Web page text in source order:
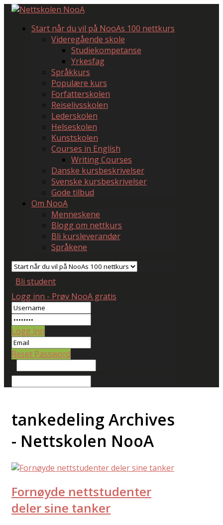
Start når du vil på NooAs 100 nettkurs
Videregående skole
Studiekompetanse
Yrkesfag
Språkkurs
Populære kurs
Forfatterskolen
Reiselivsskolen
Lederskolen
Helseskolen
Kunstskolen
Courses in English
Writing Courses
Danske kursbeskrivelser
Svenske kursbeskrivelser
Gode tilbud
Om NooA
Menneskene
Blogg om nettkurs
Bli kursleverandør
Språkene
Bli student
Logg inn - Prøv NooA gratis
Logg inn
Reset Password
tankedeling Archives
- Nettskolen NooA
Fornøyde nettstudenter
deler sine tanker